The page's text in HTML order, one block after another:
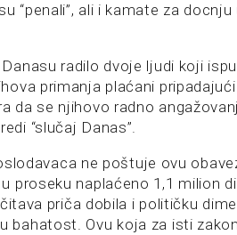
“penali”, ali i kamate za
radilo dvoje ljudi koji
primanja plaćani
da se njihovo radno
“slučaj Danas”.
ne poštuje ovu
proseku naplaćeno 1,1 milion
priča dobila i političku
bahatost. Ovu koja za isti